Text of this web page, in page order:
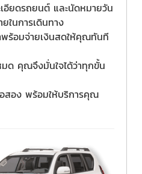
อียดรถยนต์ และนัดหมายวัน
ในการเดินทาง
พร้อมจ่ายเงินสดให้คุณทันที
มด คุณจึงมั่นใจได้ว่าทุกขั้น
สอง พร้อมให้บริการคุณ